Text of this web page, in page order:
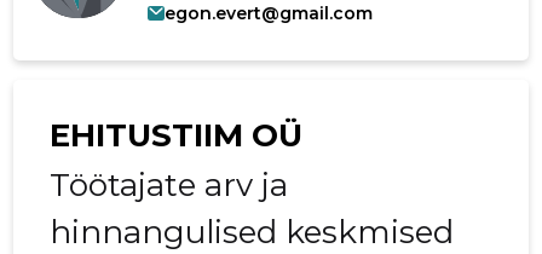
egon.evert@gmail.com
EHITUSTIIM OÜ
Töötajate arv ja
hinnangulised keskmised